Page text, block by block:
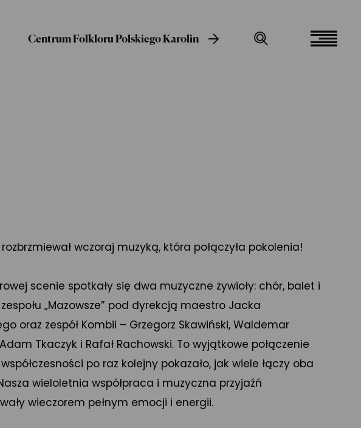
Centrum Folkloru Polskiego Karolin
wczoraj muzyką, która połączyła pokolenia!
scenie spotkały się dwa muzyczne żywioły: chór, balet i
„Mazowsze” pod dyrekcją maestro Jacka
oraz zespół Kombii – Grzegorz Skawiński, Waldemar
Tkaczyk i Rafał Rachowski. To wyjątkowe połączenie
po raz kolejny pokazało, jak wiele łączy oba
wieloletnia współpraca i muzyczna przyjaźń
wieczorem pełnym emocji i energii.